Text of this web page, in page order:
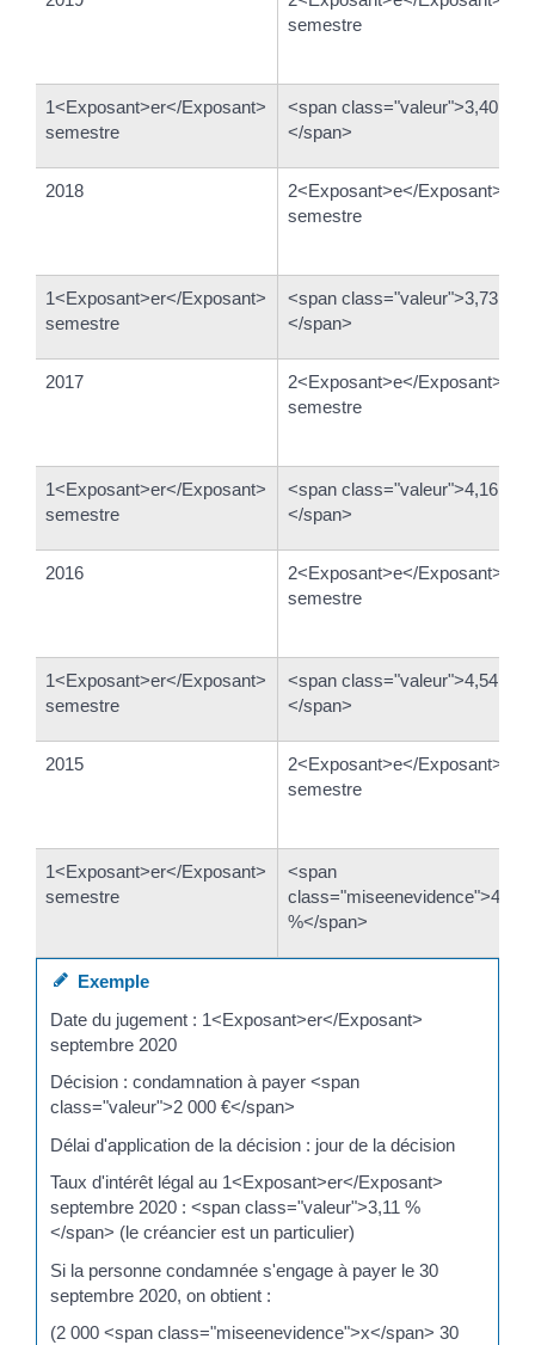
semestre
1<Exposant>er</Exposant>
semestre
<span class="valeur">3,40 %
</span>
2018
2<Exposant>e</Exposant>
semestre
1<Exposant>er</Exposant>
semestre
<span class="valeur">3,73 %
</span>
2017
2<Exposant>e</Exposant>
semestre
1<Exposant>er</Exposant>
semestre
<span class="valeur">4,16 %
</span>
2016
2<Exposant>e</Exposant>
semestre
1<Exposant>er</Exposant>
semestre
<span class="valeur">4,54 %
</span>
2015
2<Exposant>e</Exposant>
semestre
1<Exposant>er</Exposant>
semestre
<span
class="miseenevidence">4,06
%</span>
Exemple
Date du jugement : 1<Exposant>er</Exposant>
septembre 2020
Décision : condamnation à payer <span
class="valeur">2 000 €</span>
Délai d'application de la décision : jour de la décision
Taux d'intérêt légal au 1<Exposant>er</Exposant>
septembre 2020 : <span class="valeur">3,11 %
</span> (le créancier est un particulier)
Si la personne condamnée s'engage à payer le 30
septembre 2020, on obtient :
(2 000 <span class="miseenevidence">x</span> 30